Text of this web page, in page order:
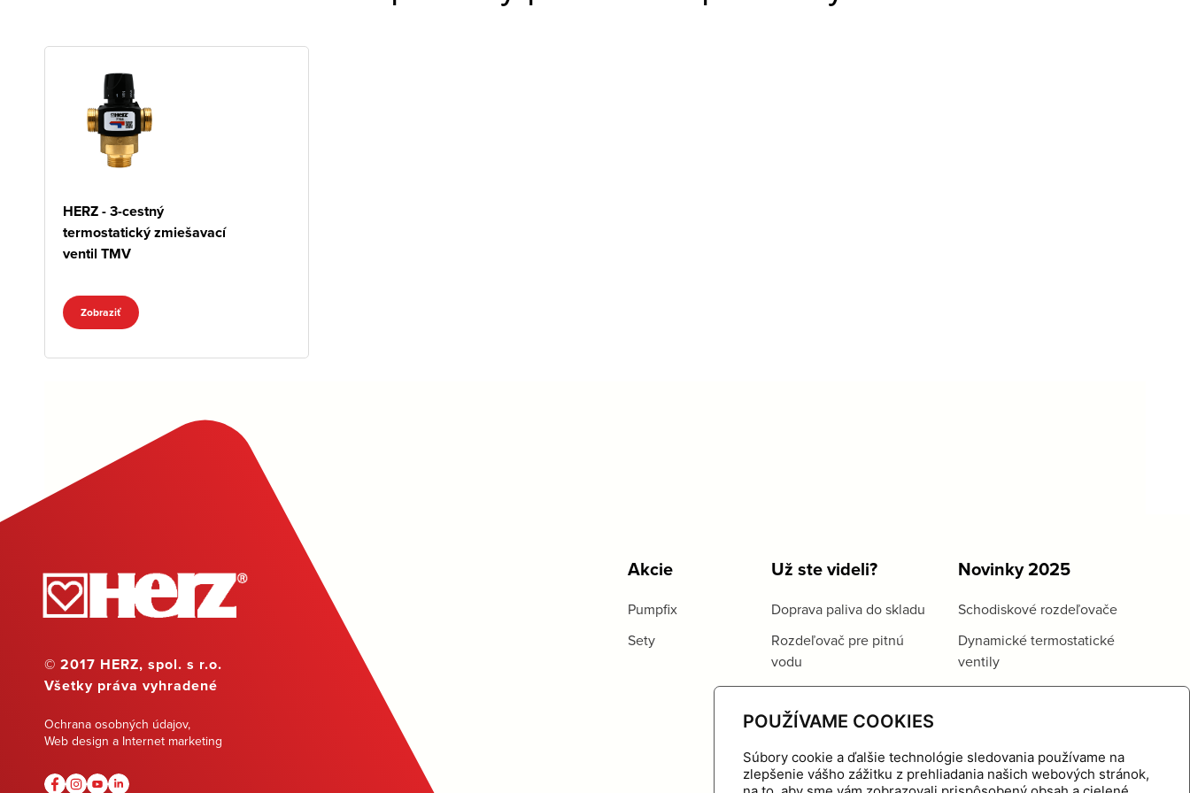
POUŽÍVAME COOKIES
Súbory cookie a ďalšie technológie sledovania používame na
zlepšenie vášho zážitku z prehliadania našich webových stránok,
HERZ - 3-cestný
termostatický zmiešavací
ventil TMV
Zobraziť
© 2017 HERZ, spol. s r.o.
Všetky práva vyhradené
Ochrana osobných údajov,
Web design a Internet marketing
Akcie
Pumpfix
Sety
Už ste videli?
Doprava paliva do skladu
Rozdeľovač pre pitnú
vodu
Novinky 2025
Schodiskové rozdeľovače
Dynamické termostatické
ventily